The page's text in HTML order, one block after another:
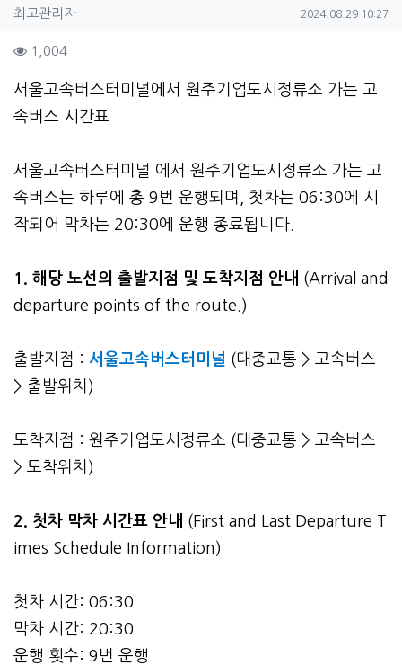
작성자 정보
최고관리자작성 작성일
2024.08.29 10:27
컨텐츠 정보
1,004
본문
서울고속버스터미널에서 원주기업도시정류소 가는 고
속버스 시간표
서울고속버스터미널 에서 원주기업도시정류소 가는 고
속버스는 하루에 총 9번 운행되며, 첫차는 06:30에 시
작되어 막차는 20:30에 운행 종료됩니다.
1. 해당 노선의 출발지점 및 도착지점 안내 (Arrival and
departure points of the route.)
출발지점 : 서울고속버스터미널 (대중교통 > 고속버스
> 출발위치)
도착지점 : 원주기업도시정류소 (대중교통 > 고속버스
> 도착위치)
2. 첫차 막차 시간표 안내 (First and Last Departure T
imes Schedule Information)
첫차 시간: 06:30
막차 시간: 20:30
운행 횟수: 9번 운행